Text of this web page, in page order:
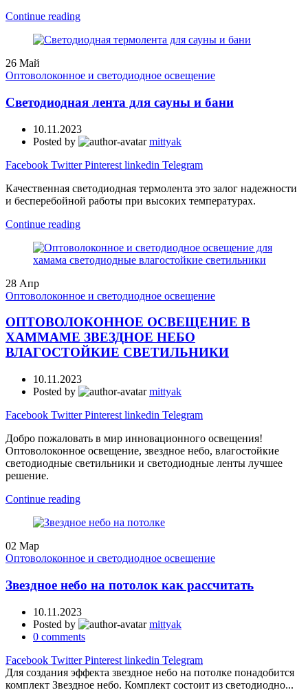
Continue reading
26 Май
Оптоволоконное и светодиодное освещение
Светодиодная лента для сауны и бани
10.11.2023
Posted by
mittyak
Facebook Twitter Pinterest linkedin Telegram
Качественная светодиодная термолента это залог надежности
и бесперебойной работы при высоких температурах.
Continue reading
28 Апр
Оптоволоконное и светодиодное освещение
ОПТОВОЛОКОННОЕ ОСВЕЩЕНИЕ В
ХАММАМЕ ЗВЕЗДНОЕ НЕБО
ВЛАГОСТОЙКИЕ СВЕТИЛЬНИКИ
10.11.2023
Posted by
mittyak
Facebook Twitter Pinterest linkedin Telegram
Добро пожаловать в мир инновационного освещения!
Оптоволоконное освещение, звездное небо, влагостойкие
светодиодные светильники и светодиодные ленты лучшее
решение.
Continue reading
02 Мар
Оптоволоконное и светодиодное освещение
Звездное небо на потолок как рассчитать
10.11.2023
Posted by
mittyak
0 comments
Facebook Twitter Pinterest linkedin Telegram
Для создания эффекта звездное небо на потолке понадобится
комплект Звездное небо. Комплект состоит из светодиодно...